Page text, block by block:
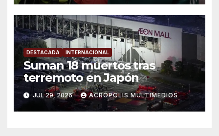
DESTACADA INTERNACIONAL
Suman 18 muertos tras
terremoto en Japón
JUL 29, 2026 ACRÓPOLIS MULTIMEDIOS